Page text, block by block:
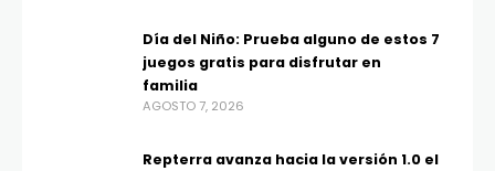
Día del Niño: Prueba alguno de estos 7
juegos gratis para disfrutar en
familia
AGOSTO 7, 2026
Repterra avanza hacia la versión 1.0 el